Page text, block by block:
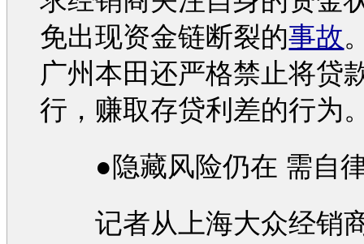
免出现资金链断裂的事故
广州本田还严格禁止将贷
行，赚取存贷利差的行为
●隐藏风险仍在 需自
记者从 上海大众经销